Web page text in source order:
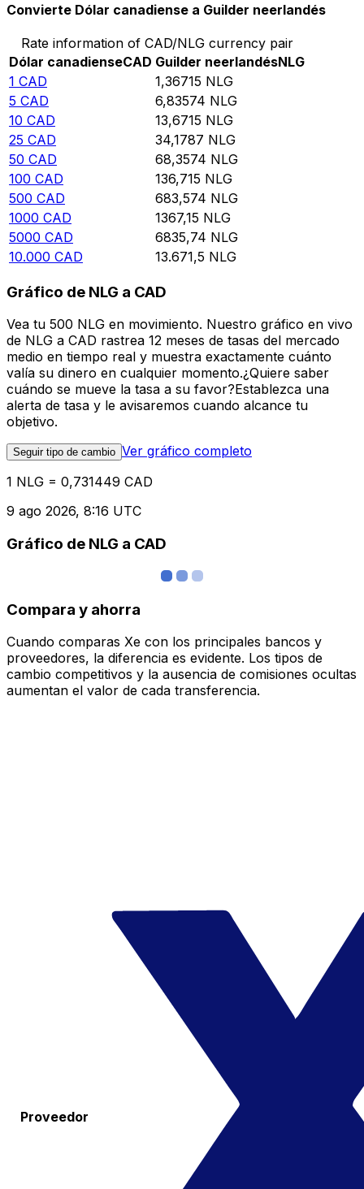
Convierte Dólar canadiense a Guilder neerlandés
Rate information of CAD/NLG currency pair
Dólar canadienseCAD Guilder neerlandésNLG
1 CAD 1,36715 NLG
5 CAD 6,83574 NLG
10 CAD 13,6715 NLG
25 CAD 34,1787 NLG
50 CAD 68,3574 NLG
100 CAD 136,715 NLG
500 CAD 683,574 NLG
1000 CAD 1367,15 NLG
5000 CAD 6835,74 NLG
10.000 CAD 13.671,5 NLG
Gráfico de NLG a CAD
Vea tu 500 NLG en movimiento. Nuestro gráfico en vivo
de NLG a CAD rastrea 12 meses de tasas del mercado
medio en tiempo real y muestra exactamente cuánto
valía su dinero en cualquier momento.¿Quiere saber
cuándo se mueve la tasa a su favor?Establezca una
alerta de tasa y le avisaremos cuando alcance tu
objetivo.
Seguir tipo de cambio Ver gráfico completo
1 NLG = 0,731449 CAD
9 ago 2026, 8:16 UTC
Gráfico de NLG a CAD
Compara y ahorra
Cuando comparas Xe con los principales bancos y
proveedores, la diferencia es evidente. Los tipos de
cambio competitivos y la ausencia de comisiones ocultas
aumentan el valor de cada transferencia.
Proveedor